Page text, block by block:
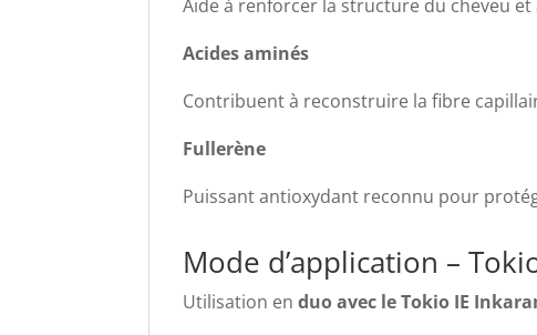
Aide à renforcer la structure du cheveu
Acides aminés
Contribuent à reconstruire la fibre
Fullerène
Puissant antioxydant reconnu pour
Mode d’application –
Utilisation enduo avec le Tokio IE